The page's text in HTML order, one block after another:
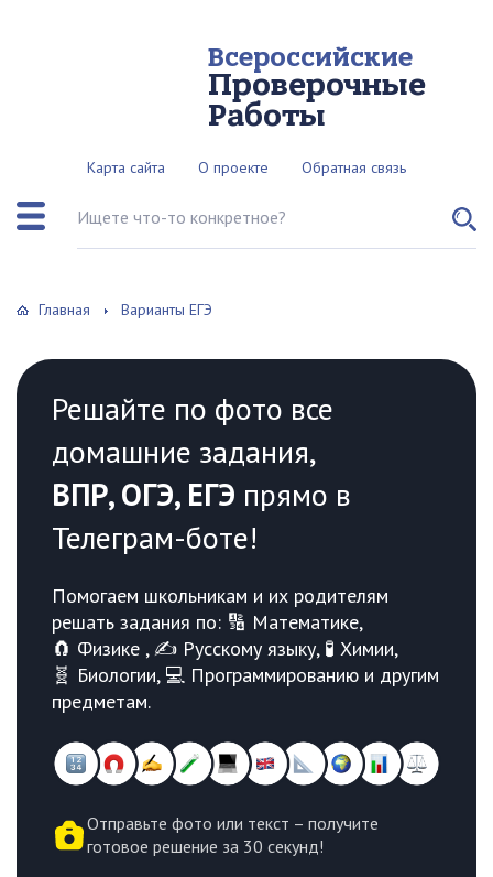
Всероссийские
Проверочные
Работы
Карта сайта О проекте Обратная связь
Поиск по сайту
Главная Варианты ЕГЭ
Решайте по фото все
домашние задания,
ВПР, ОГЭ, ЕГЭ прямо в
Телеграм-боте!
Помогаем школьникам и их родителям
решать задания по: 🔢 Математике,
🧲 Физике , ✍️ Русскому языку, 🧪 Химии,
🧬 Биологии, 💻 Программированию и другим
предметам.
Отправьте фото или текст – получите
готовое решение за 30 секунд!